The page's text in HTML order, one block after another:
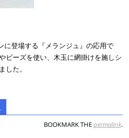
に登場する『メランジュ』の応用で
ビーズを使い、木玉に網掛けを施しシ
した。
BOOKMARK THEpermalink.